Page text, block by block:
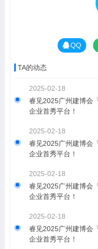
QQ
TA的动态
2025-02-18
睿见2025广州建博会
企业首秀平台！
2025-02-18
睿见2025广州建博会
企业首秀平台！
2025-02-18
睿见2025广州建博会
企业首秀平台！
2025-02-18
睿见2025广州建博会
企业首秀平台！